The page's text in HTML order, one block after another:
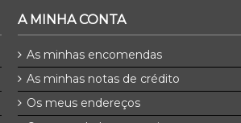
A MINHA CONTA
As minhas encomendas
As minhas notas de crédito
Os meus endereços